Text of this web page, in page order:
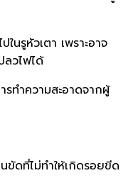
ในรูหัวเตา เพราะอาจ
ลวไฟได้
รทำความสะอาดจากผู้
ขัดที่ไม่ทำให้เกิดรอยขีด